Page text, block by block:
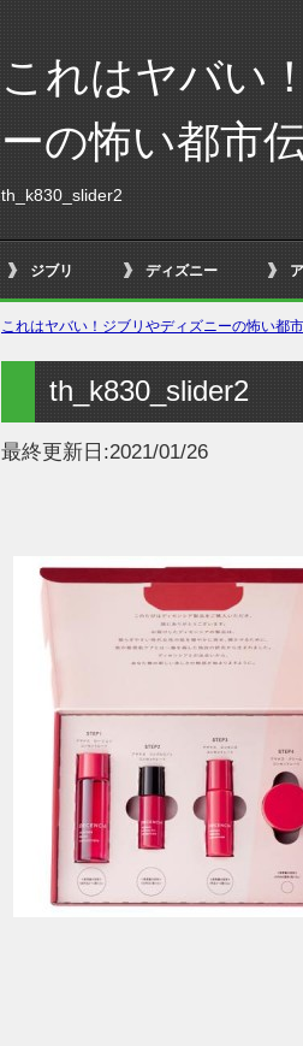
これはヤバい
ーの怖い都市
th_k830_slider2
ジブリ ディズニー
これはヤバい！ジブリやディズニーの怖い都
th_k830_slider2
最終更新日:2021/01/26